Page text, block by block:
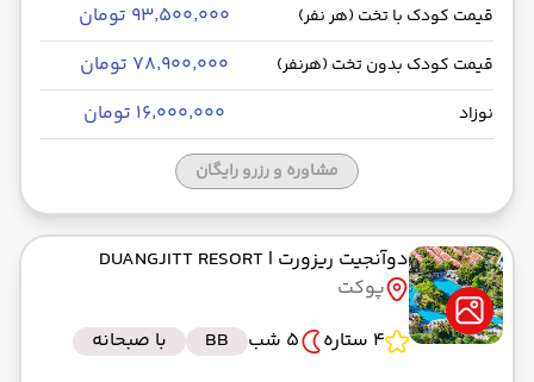
قیمت کودک با تخت (هر نفر) ۹۳٬۵۰۰٬۰۰۰ تومان
قیمت کودک بدون تخت (هرنفر) ۷۸٬۹۰۰٬۰۰۰ تومان
نوزاد ۱۶٬۰۰۰٬۰۰۰ تومان
مشاوره و رزرو رایگان
دوآنجیت ریزورت | DUANGJITT RESORT
پوکت
4 ستاره
5 شب BB
با صبحانه